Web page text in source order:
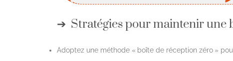
Stratégies pour maintenir une
Adoptez une méthode « boîte de réception zéro »